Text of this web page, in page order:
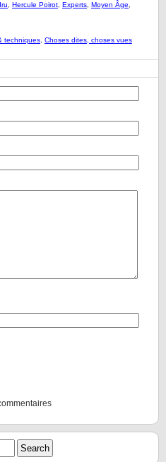
Hercule Poirot Experts Moyen Âge
techniques Choses dites, choses vues